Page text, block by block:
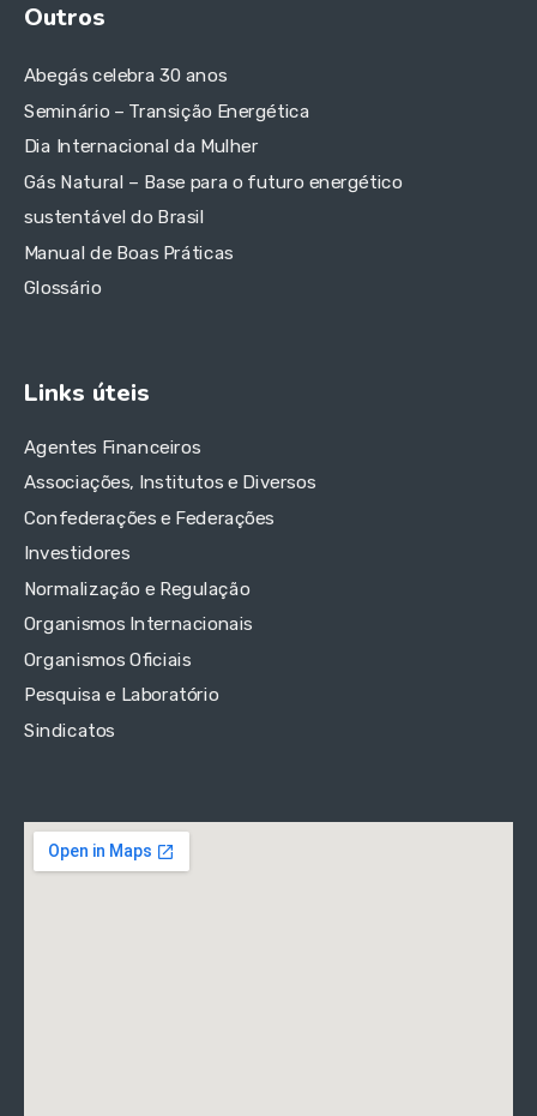
Outros
Abegás celebra 30 anos
Seminário – Transição Energética
Dia Internacional da Mulher
Gás Natural – Base para o futuro energético
sustentável do Brasil
Manual de Boas Práticas
Glossário
Links úteis
Agentes Financeiros
Associações, Institutos e Diversos
Confederações e Federações
Investidores
Normalização e Regulação
Organismos Internacionais
Organismos Oficiais
Pesquisa e Laboratório
Sindicatos